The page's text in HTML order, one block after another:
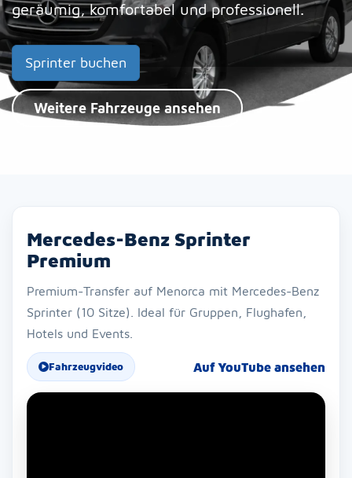
geräumig, komfortabel und professionell.
Sprinter buchen
Weitere Fahrzeuge ansehen
Mercedes-Benz Sprinter
Premium
Premium-Transfer auf Menorca mit Mercedes-Benz
Sprinter (10 Sitze). Ideal für Gruppen, Flughafen,
Hotels und Events.
Fahrzeugvideo Auf YouTube ansehen